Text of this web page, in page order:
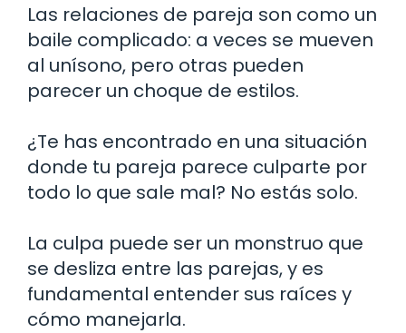
Las relaciones de pareja son como un
baile complicado: a veces se mueven
al unísono, pero otras pueden
parecer un choque de estilos.
¿Te has encontrado en una situación
donde tu pareja parece culparte por
todo lo que sale mal? No estás solo.
La culpa puede ser un monstruo que
se desliza entre las parejas, y es
fundamental entender sus raíces y
cómo manejarla.